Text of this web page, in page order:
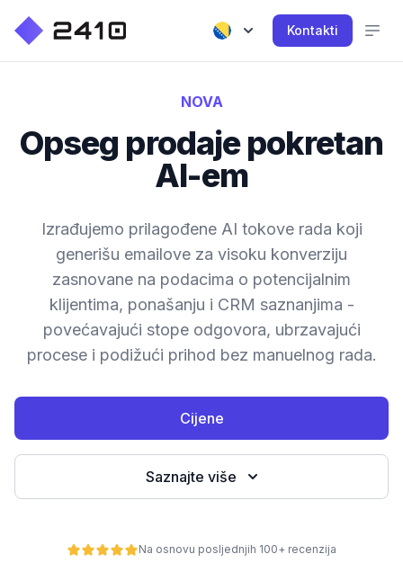
Kontakti
NOVA
Opseg prodaje pokretan
AI-em
Izrađujemo prilagođene AI tokove rada koji
generišu emailove za visoku konverziju
zasnovane na podacima o potencijalnim
klijentima, ponašanju i CRM saznanjima -
povećavajući stope odgovora, ubrzavajući
procese i podižući prihod bez manuelnog rada.
Cijene
Saznajte više
Na osnovu posljednjih 100+ recenzija